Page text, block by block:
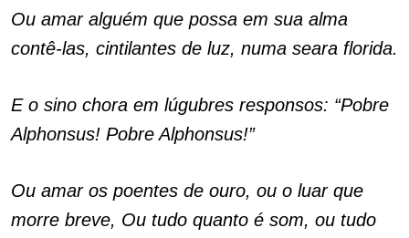
Ou amar alguém que possa em sua alma
contê-las, cintilantes de luz, numa seara florida.
E o sino chora em lúgubres responsos: “Pobre
Alphonsus! Pobre Alphonsus!”
Ou amar os poentes de ouro, ou o luar que
morre breve, Ou tudo quanto é som, ou tudo